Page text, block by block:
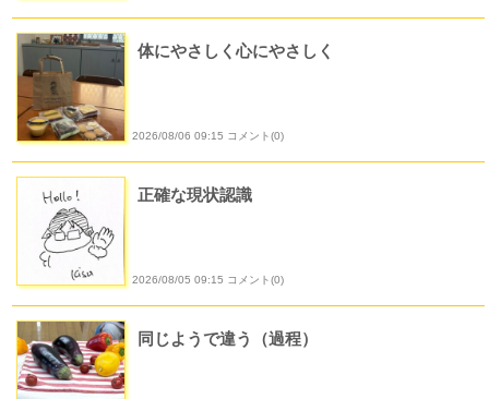
体にやさしく心にやさしく
2026/08/06 09:15 コメント(0)
正確な現状認識
2026/08/05 09:15 コメント(0)
同じようで違う（過程）